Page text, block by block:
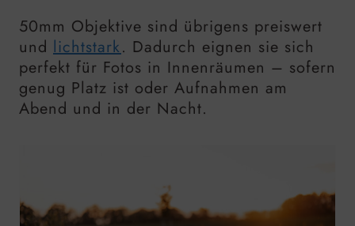
50mm Objektive sind übrigens preiswert
und lichtstark. Dadurch eignen sie sich
perfekt für Fotos in Innenräumen – sofern
genug Platz ist oder Aufnahmen am
Abend und in der Nacht.